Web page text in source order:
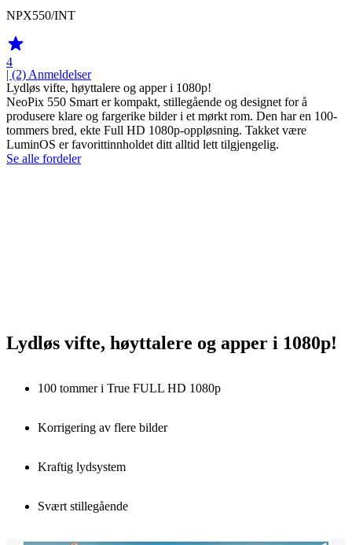
NPX550/INT
4
| (2) Anmeldelser
Lydløs vifte, høyttalere og apper i 1080p!
NeoPix 550 Smart er kompakt, stillegående og designet for å
produsere klare og fargerike bilder i et mørkt rom. Den har en 100-
tommers bred, ekte Full HD 1080p-oppløsning. Takket være
LuminOS er favorittinnholdet ditt alltid lett tilgjengelig.
Se alle fordeler
Lydløs vifte, høyttalere og apper i 1080p!
100 tommer i True FULL HD 1080p
Korrigering av flere bilder
Kraftig lydsystem
Svært stillegående